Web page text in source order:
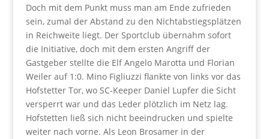
Doch mit dem Punkt muss man am Ende zufrieden
sein, zumal der Abstand zu den Nichtabstiegsplätzen
in Reichweite liegt. Der Sportclub übernahm sofort
die Initiative, doch mit dem ersten Angriff der
Gastgeber stellte die Elf Angelo Marotta und Florian
Weiler auf 1:0. Mino Figliuzzi flankte von links vor das
Hofstetter Tor, wo SC-Keeper Daniel Lupfer die Sicht
versperrt war und das Leder plötzlich im Netz lag.
Hofstetten ließ sich nicht beeindrucken und spielte
weiter nach vorne. Als Leon Brosamer in der